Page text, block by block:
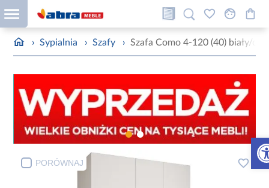
› Sypialnia › Szafy › Szafa Como 4-120 (40) biały/
PORÓWNAJ